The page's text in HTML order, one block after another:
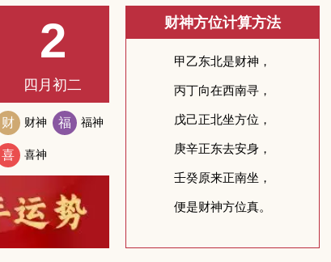
2
四月初二
财 财神 福 福神
喜 喜神
财神方位计算方法